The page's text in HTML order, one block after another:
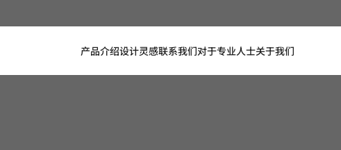
产品介绍设计灵感联系我们对于专业人士关于我们